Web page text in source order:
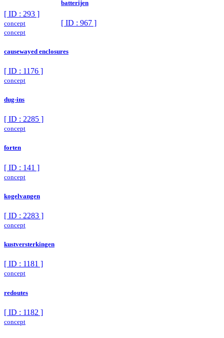
[ ID : 293 ]
concept
batterijen
[ ID : 967 ]
concept
causewayed enclosures
[ ID : 1176 ]
concept
dug-ins
[ ID : 2285 ]
concept
forten
[ ID : 141 ]
concept
kogelvangen
[ ID : 2283 ]
concept
kustversterkingen
[ ID : 1181 ]
concept
redoutes
[ ID : 1182 ]
concept